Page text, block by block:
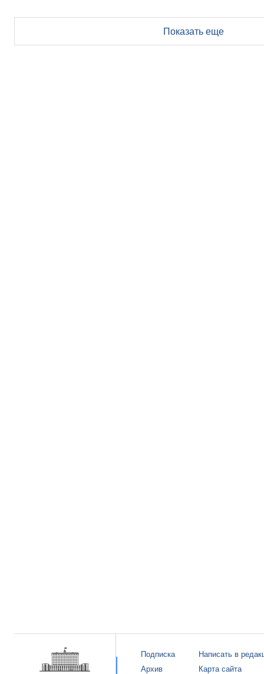
Показать еще
Подписка
Архив
Написать в
Карта сайта